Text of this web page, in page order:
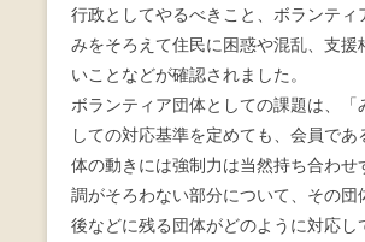
行政としてやるべきこと、ボランティ
みをそろえて住民に困惑や混乱、支援
いことなどが確認されました。
ボランティア団体としての課題は、「
しての対応基準を定めても、会員であ
体の動きには強制力は当然持ち合わせ
調がそろわない部分について、その団
後などに残る団体がどのように対応し